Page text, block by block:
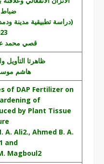
(دراسة تطبيقية مدينة
قصي محمد
ظاهرتا التأويل
هاشم
of DAP Fertilizer on
of
by Plant Tissue
A. Ali2., Ahmed B. A.
and
Magboul2